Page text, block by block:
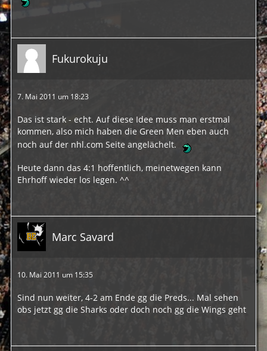
Fukurokuju
7. Mai 2011 um 18:23
Das ist stark - echt. Auf diese Idee muss man erstmal
kommen, also mich haben die Green Men eben auch
noch auf der nhl.com Seite angelächelt.
Heute dann das 4:1 hoffentlich, meinetwegen kann
Ehrhoff wieder los legen. ^^
Marc Savard
10. Mai 2011 um 15:35
Sind nun weiter, 4-2 am Ende gg die Preds... Mal sehen
obs jetzt gg die Sharks oder doch noch gg die Wings geht